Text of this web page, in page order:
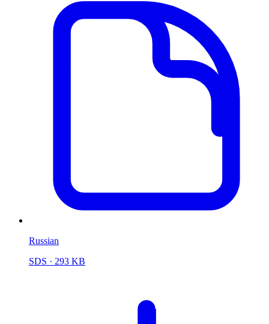
Russian
SDS · 293 KB